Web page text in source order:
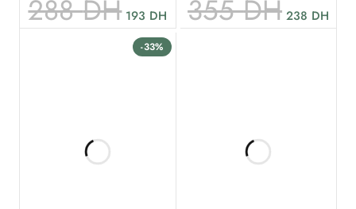
288DH 193 DH 355DH 238 DH
-33%